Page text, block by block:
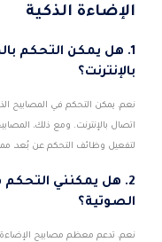
الإضاءة الذكية
1. هل يمكن التحكم
بالإنترنت؟
نعم، يمكن التحكم في المصابيح
لتفعيل وظائف التحكم عن بُعد،
2. هل يمكنني التحكم
الصوتية؟
نعم، تدعم معظم مصابيح الإضاءة